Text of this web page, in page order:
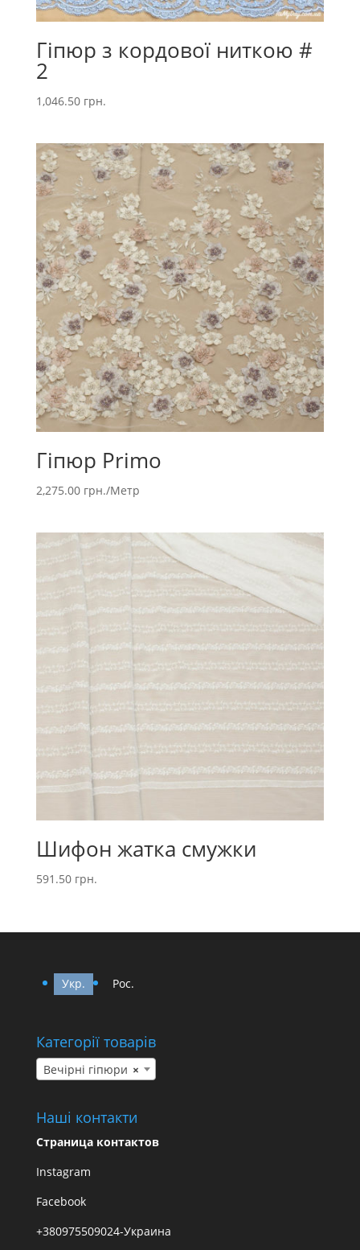
Гіпюр з кордової ниткою #
2
1,046.50 грн.
Гіпюр Primo
2,275.00 грн./Метр
Шифон жатка смужки
591.50 грн.
Укр. Рос.
Категорії товарів
×
Вечірні гіпюри
Наші контакти
Страница контактов
Instagram
Facebook
+380975509024-Украина